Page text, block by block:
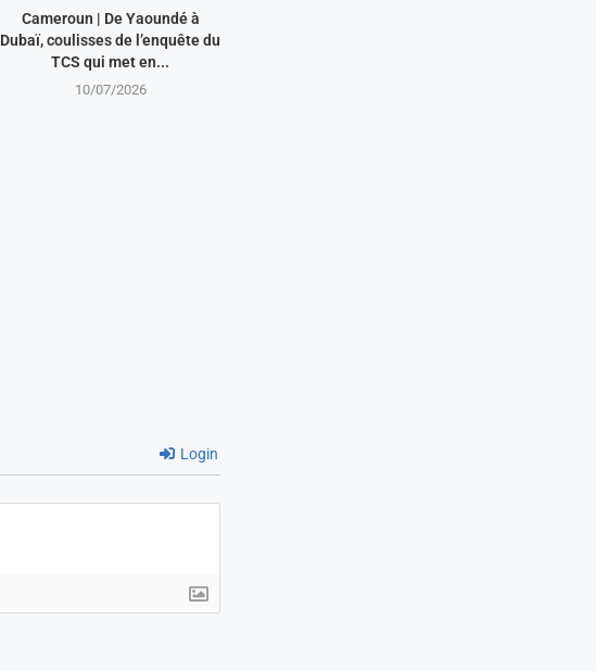
Cameroun | De Yaoundé à
Dubaï, coulisses de l’enquête du
TCS qui met en...
10/07/2026
Login